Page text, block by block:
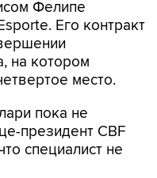
Фелипе
Его контракт
на котором
место.
пока не
президент CBF
специалист не